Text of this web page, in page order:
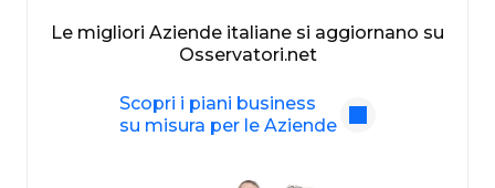
Le migliori Aziende italiane si aggiornano su
Osservatori.net
Scopri i piani business
su misura per le Aziende